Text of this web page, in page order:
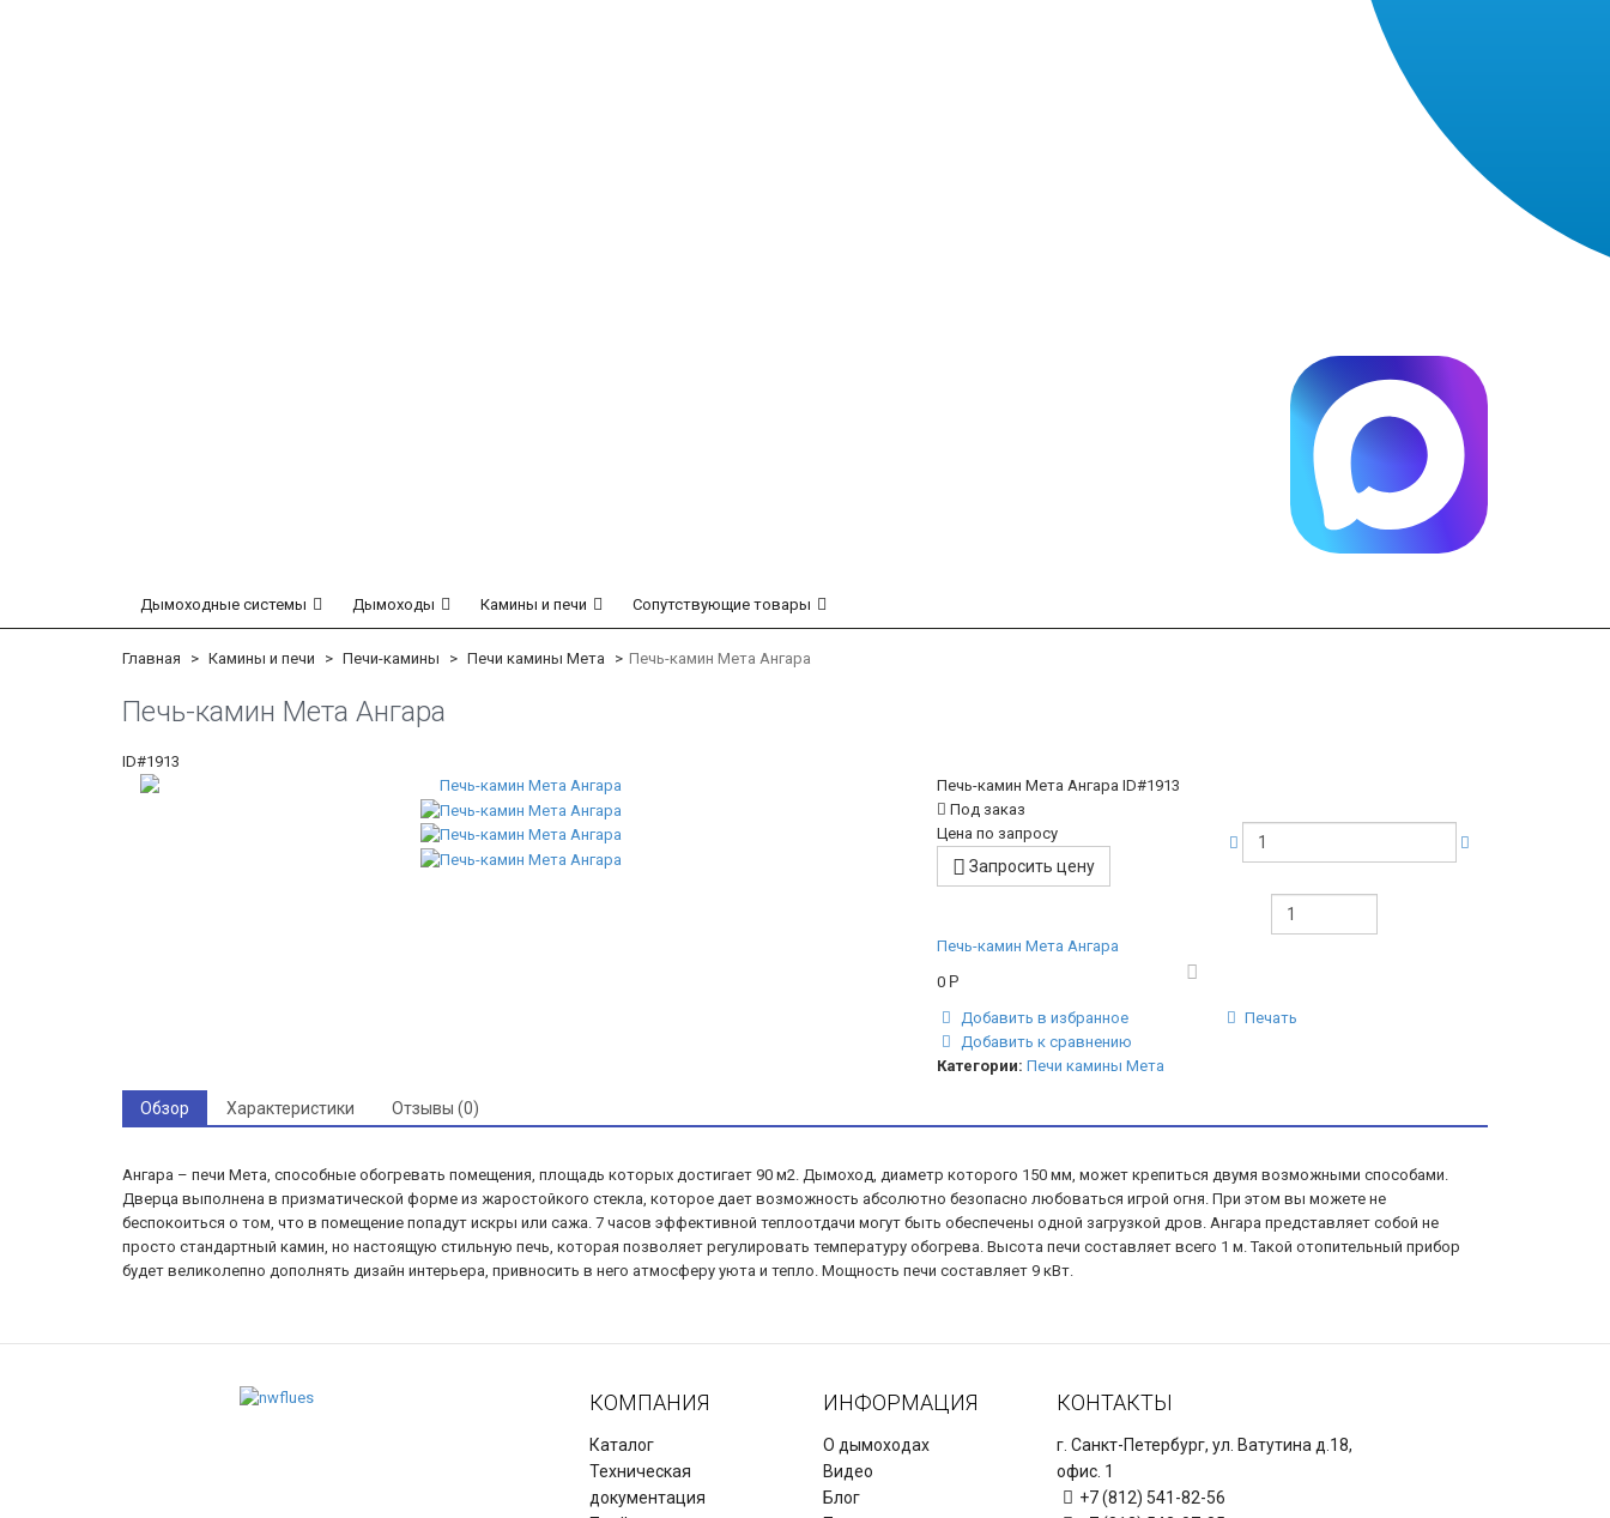
Дымоходные системы Дымоходы Камины и печи Сопутствующие товары
Главная Камины и печи Печи-камины Печи камины Мета Печь-камин Мета Ангара
Печь-камин Мета Ангара
ID#1913
Печь-камин Мета Ангара ID#1913
Под заказ
Цена по запросу
Запросить цену
Печь-камин Мета Ангара
0 Р
Добавить в избранное
Печать
Добавить к сравнению
Категории: Печи камины Мета
Обзор Характеристики Отзывы (0)
Ангара – печи Мета, способные обогревать помещения, площадь которых достигает 90 м2. Дымоход, диаметр которого 150 мм, может крепиться двумя возможными способами.
Дверца выполнена в призматической форме из жаростойкого стекла, которое дает возможность абсолютно безопасно любоваться игрой огня. При этом вы можете не
беспокоиться о том, что в помещение попадут искры или сажа. 7 часов эффективной теплоотдачи могут быть обеспечены одной загрузкой дров. Ангара представляет собой не
просто стандартный камин, но настоящую стильную печь, которая позволяет регулировать температуру обогрева. Высота печи составляет всего 1 м. Такой отопительный прибор
будет великолепно дополнять дизайн интерьера, привносить в него атмосферу уюта и тепло. Мощность печи составляет 9 кВт.
КОМПАНИЯ
Каталог
Техническая
документация
ИНФОРМАЦИЯ
О дымоходах
Видео
Блог
КОНТАКТЫ
г. Санкт-Петербург, ул. Ватутина д.18,
офис. 1
+7 (812) 541-82-56